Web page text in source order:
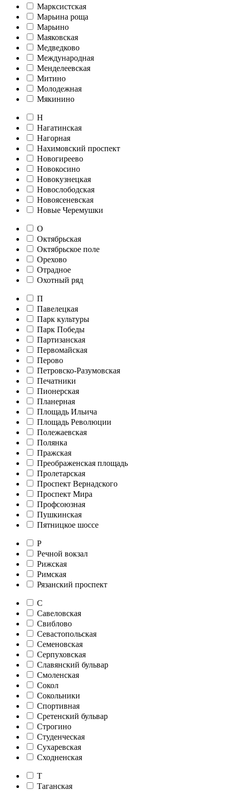
Марксистская
Марьина роща
Марьино
Маяковская
Медведково
Международная
Менделеевская
Митино
Молодежная
Мякинино
Н
Нагатинская
Нагорная
Нахимовский проспект
Новогиреево
Новокосино
Новокузнецкая
Новослободская
Новоясеневская
Новые Черемушки
О
Октябрьская
Октябрьское поле
Орехово
Отрадное
Охотный ряд
П
Павелецкая
Парк культуры
Парк Победы
Партизанская
Первомайская
Перово
Петровско-Разумовская
Печатники
Пионерская
Планерная
Площадь Ильича
Площадь Революции
Полежаевская
Полянка
Пражская
Преображенская площадь
Пролетарская
Проспект Вернадского
Проспект Мира
Профсоюзная
Пушкинская
Пятницкое шоссе
Р
Речной вокзал
Рижская
Римская
Рязанский проспект
С
Савеловская
Свиблово
Севастопольская
Семеновская
Серпуховская
Славянский бульвар
Смоленская
Сокол
Сокольники
Спортивная
Сретенский бульвар
Строгино
Студенческая
Сухаревская
Сходненская
Т
Таганская